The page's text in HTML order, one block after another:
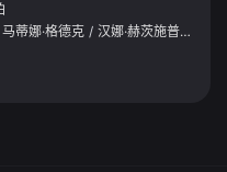
马蒂娜·格德克 / 汉娜·赫茨施普龙